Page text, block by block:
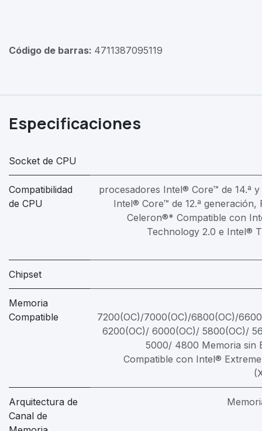
Código de barras: 4711387095119
Especificaciones
Socket de CPU
Compatibilidad
de CPU
procesadores Intel® Core™ de 14.ª y
Intel® Core™ de 12.ª generación,
Celeron®* Compatible con
Technology 2.0 e Intel®
Chipset
Memoria
Compatible
7200(OC)/7000(OC)/6800(OC)/
6200(OC)/ 6000(OC)/ 5800(OC)/
5000/ 4800 Memoria sin
Compatible con Intel®
Arquitectura de
Canal de